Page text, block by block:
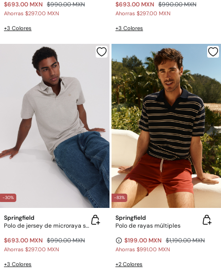
$693.00 MXN $990.00 MXN
Ahorras $297.00 MXN
+3 Colores
$693.00 MXN $990.00 MXN
Ahorras $297.00 MXN
+3 Colores
-30%
Springfield
Polo de jersey de microraya slim fit
$693.00 MXN $990.00 MXN
Ahorras $297.00 MXN
+3 Colores
-83%
Springfield
Polo de rayas múltiples
$199.00 MXN $1,190.00 MXN
Ahorras $991.00 MXN
+2 Colores